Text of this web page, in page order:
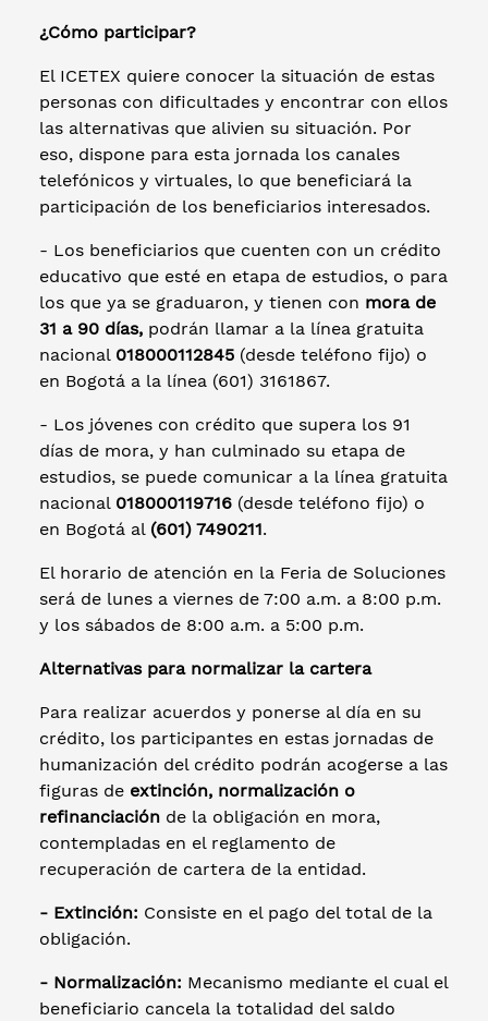
¿Cómo participar?
El ICETEX quiere conocer la situación de estas
personas con dificultades y encontrar con ellos
las alternativas que alivien su situación. Por
eso, dispone para esta jornada los canales
telefónicos y virtuales, lo que beneficiará la
participación de los beneficiarios interesados.
- Los beneficiarios que cuenten con un crédito
educativo que esté en etapa de estudios, o para
los que ya se graduaron, y tienen con mora de
31 a 90 días, podrán llamar a la línea gratuita
nacional 018000112845 (desde teléfono fijo) o
en Bogotá a la línea (601) 3161867.
- Los jóvenes con crédito que supera los 91
días de mora, y han culminado su etapa de
estudios, se puede comunicar a la línea gratuita
nacional 018000119716 (desde teléfono fijo) o
en Bogotá al (601) 7490211.
El horario de atención en la Feria de Soluciones
será de lunes a viernes de 7:00 a.m. a 8:00 p.m.
y los sábados de 8:00 a.m. a 5:00 p.m.
Alternativas para normalizar la cartera
Para realizar acuerdos y ponerse al día en su
crédito, los participantes en estas jornadas de
humanización del crédito podrán acogerse a las
figuras de extinción, normalización o
refinanciación de la obligación en mora,
contempladas en el reglamento de
recuperación de cartera de la entidad.
- Extinción: Consiste en el pago del total de la
obligación.
- Normalización: Mecanismo mediante el cual el
beneficiario cancela la totalidad del saldo